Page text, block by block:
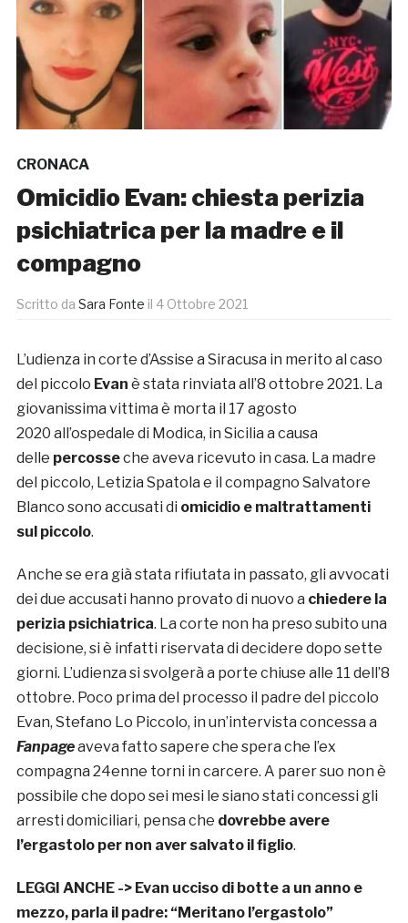
CRONACA
Omicidio Evan: chiesta perizia
psichiatrica per la madre e il
compagno
Scritto da Sara Fonte il 4 Ottobre 2021
L’udienza in corte d’Assise a Siracusa in merito al caso
del piccolo Evan è stata rinviata all’8 ottobre 2021. La
giovanissima vittima è morta il 17 agosto
2020 all’ospedale di Modica, in Sicilia a causa
delle percosseche aveva ricevuto in casa. La madre
del piccolo, Letizia Spatola e il compagno Salvatore
Blanco sono accusati di omicidio e maltrattamenti
sul piccolo.
Anche se era già stata rifiutata in passato, gli avvocati
dei due accusati hanno provato di nuovo a chiedere la
perizia psichiatrica. La corte non ha preso subito una
decisione, si è infatti riservata di decidere dopo sette
giorni. L’udienza si svolgerà a porte chiuse alle 11 dell’8
ottobre. Poco prima del processo il padre del piccolo
Evan, Stefano Lo Piccolo, in un’intervista concessa a
Fanpageaveva fatto sapere che spera che l’ex
compagna 24enne torni in carcere. A parer suo non è
possibile che dopo sei mesi le siano stati concessi gli
arresti domiciliari, pensa che dovrebbe avere
l’ergastolo per non aver salvato il figlio.
LEGGI ANCHE -> Evan ucciso di botte a un anno e
mezzo, parla il padre: “Meritano l’ergastolo”